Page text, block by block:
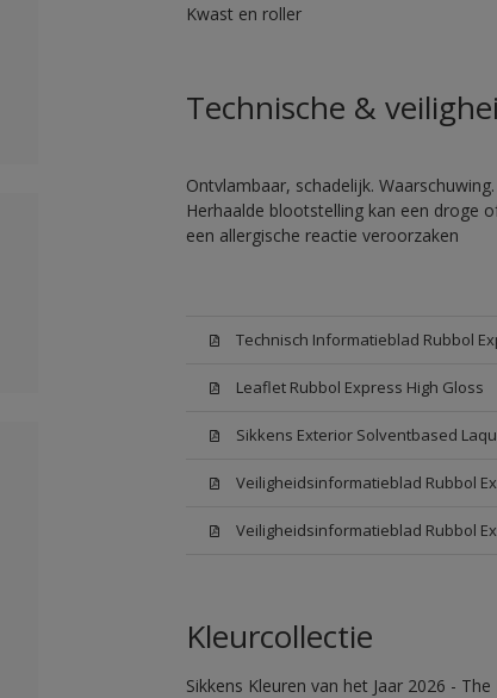
Kwast en roller
Technische &
Ontvlambaar, schadelijk.
Herhaalde blootstelling kan een droge
een allergische reactie veroorzaken
Technisch Informatieblad Rubbol
Leaflet Rubbol Express High Gloss
Sikkens Exterior Solventbased
Veiligheidsinformatieblad Rubbol
Veiligheidsinformatieblad Rubbol
Kleurcollectie
Sikkens Kleuren van het Jaar 2026 -